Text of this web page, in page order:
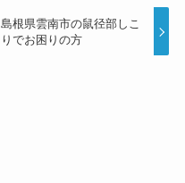
島根県雲南市の鼠径部しこ
りでお困りの方